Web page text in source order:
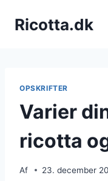
Ricotta.dk
OPSKRIFTER
Varier
ricotta
Af 23. december